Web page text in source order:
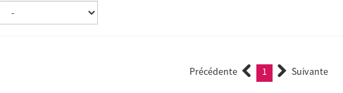
Précédente 1 (current)Suivante